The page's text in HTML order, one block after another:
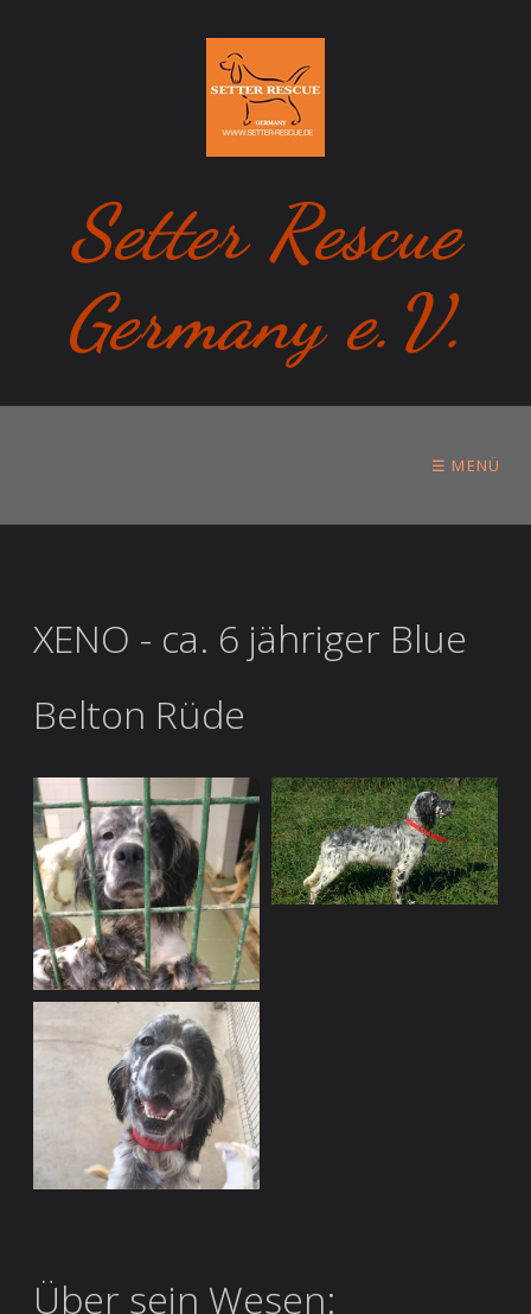
Setter Rescue
Germany e.V.
☰ MENÜ
XENO - ca. 6 jähriger Blue
Belton Rüde
Über sein Wesen: